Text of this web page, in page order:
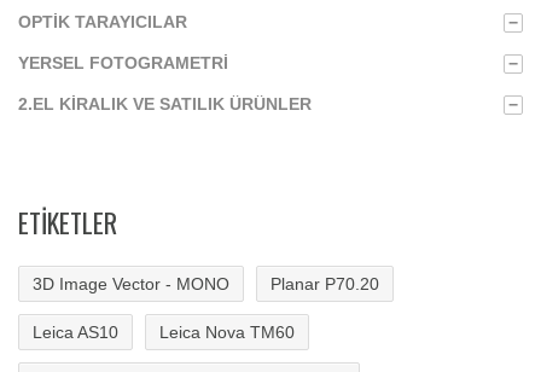
OPTIK TARAYICILAR −
YERSEL FOTOGRAMETRI −
2.EL KIRALIK VE SATILIK ÜRÜNLER −
ETIKETLER
3D Image Vector - MONO Planar P70.20
Leica AS10 Leica Nova TM60